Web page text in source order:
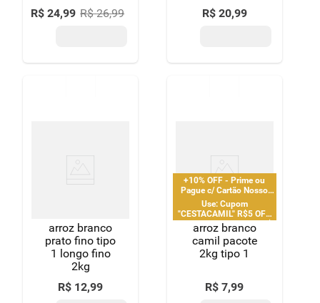
R$ 24,99 R$ 26,99 R$ 20,99
arroz branco
prato fino tipo
1 longo fino
2kg
R$ 12,99
+10% OFF - Prime ou
Pague c/ Cartão Nosso
Pay
Use: Cupom
"CESTACAMIL" R$5 OFF
em compras acima de R$
25 | limitado a 2 pedido
por CPF
arroz branco
camil pacote
2kg tipo 1
R$ 7,99